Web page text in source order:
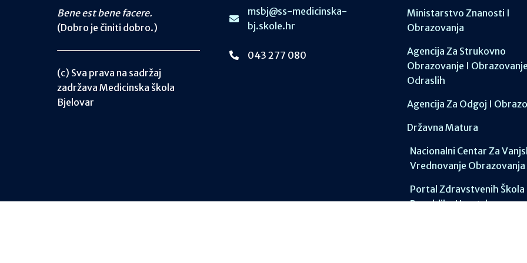
Bene est bene facere.
(Dobro je činiti dobro.)
(c) Sva prava na sadržaj
zadržava Medicinska škola
Bjelovar
msbj@ss-medicinska-
bj.skole.hr
043 277 080
Ministarstvo Znanosti I
Obrazovanja
Agencija Za Strukovno
Obrazovanje I Obrazovanje
Odraslih
Agencija Za Odgoj I
Državna Matura
Nacionalni Centar Za
Vrednovanje Obrazovanja
Portal Zdravstvenih Škola
Republike Hrvatske